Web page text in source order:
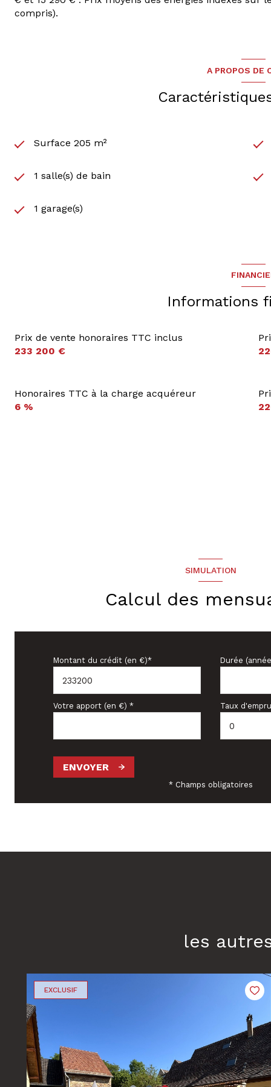
Compteur d’électricité individuel
Entrée indépendante pour la partie habitation
compris).
A PROPOS DE
Surface 205 m²
1 salle(s) de bain
1 garage(s)
Informations
Prix de vente honoraires TTC inclus
233 200 €
Honoraires TTC à la charge acquéreur
6 %
SIMULATION
Calcul des
Montant du crédit (en €)* Durée
Votre apport (en €) * Taux
ENVOYER
* Champs obligatoires
les
EXCLUSIF